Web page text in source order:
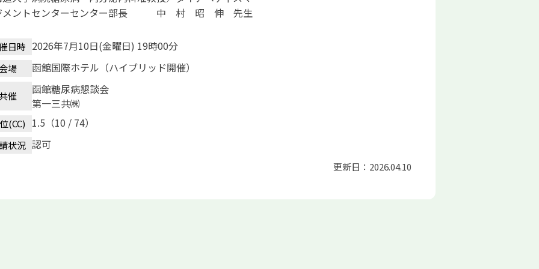
メントセンターセンター部長 中 村 昭 伸 先生
日時 2026年7月10日(金曜日) 19時00分
会場 函館国際ホテル（ハイブリッド開催）
催
函館糖尿病懇談会
第一三共㈱
(CC) 1.5（10 / 74）
状況 認可
更新日：2026.04.10